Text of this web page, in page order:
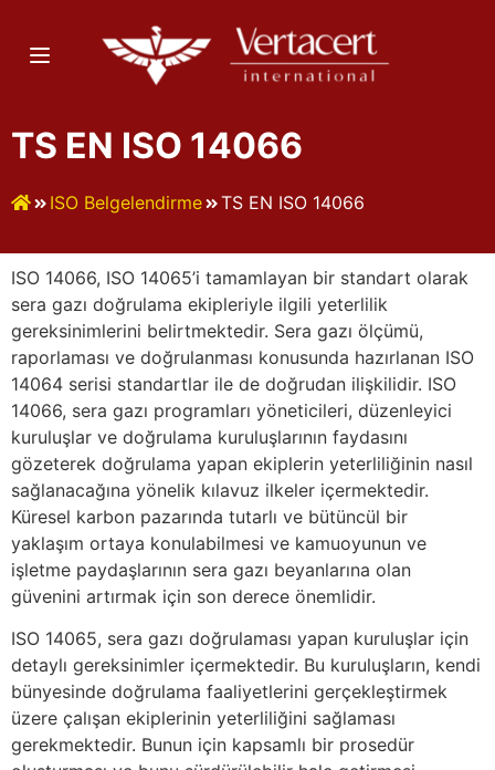
TS EN ISO 14066
ISO Belgelendirme TS EN ISO 14066
ISO 14066, ISO 14065’i tamamlayan bir standart olarak
sera gazı doğrulama ekipleriyle ilgili yeterlilik
gereksinimlerini belirtmektedir. Sera gazı ölçümü,
raporlaması ve doğrulanması konusunda hazırlanan ISO
14064 serisi standartlar ile de doğrudan ilişkilidir. ISO
14066, sera gazı programları yöneticileri, düzenleyici
kuruluşlar ve doğrulama kuruluşlarının faydasını
gözeterek doğrulama yapan ekiplerin yeterliliğinin nasıl
sağlanacağına yönelik kılavuz ilkeler içermektedir.
Küresel karbon pazarında tutarlı ve bütüncül bir
yaklaşım ortaya konulabilmesi ve kamuoyunun ve
işletme paydaşlarının sera gazı beyanlarına olan
güvenini artırmak için son derece önemlidir.
ISO 14065, sera gazı doğrulaması yapan kuruluşlar için
detaylı gereksinimler içermektedir. Bu kuruluşların, kendi
bünyesinde doğrulama faaliyetlerini gerçekleştirmek
üzere çalışan ekiplerinin yeterliliğini sağlaması
gerekmektedir. Bunun için kapsamlı bir prosedür